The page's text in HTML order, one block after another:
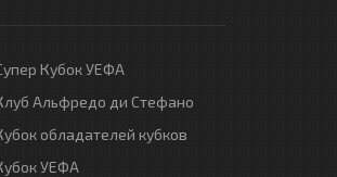
Кубок УЕФА
Альфредо ди Стефано
обладателей кубков
УЕФА